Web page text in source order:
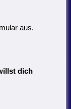
aus.
dich